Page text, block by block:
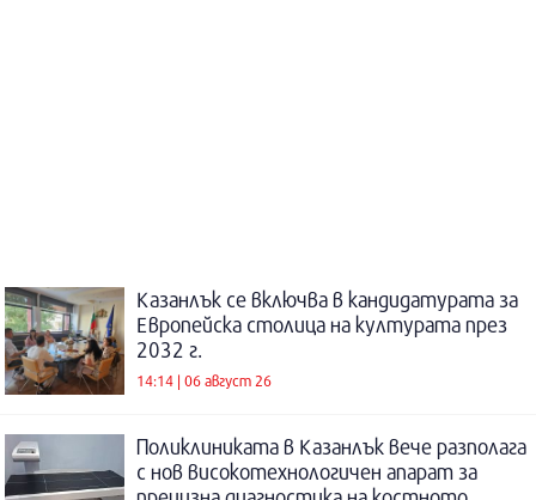
Казанлък се включва в кандидатурата за
Европейска столица на културата през
2032 г.
14:14 | 06 август 26
Поликлиниката в Казанлък вече разполага
с нов високотехнологичен апарат за